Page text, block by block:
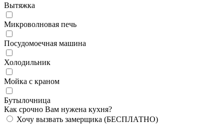
Вытяжка
Микроволновая печь
Посудомоечная машина
Холодильник
Мойка с краном
Бутылочница
Как срочно Вам нужена кухня?
Хочу вызвать замерщика (БЕСПЛАТНО)